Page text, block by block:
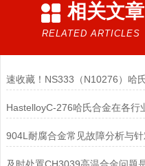
相关文章
RELATED ARTICLES